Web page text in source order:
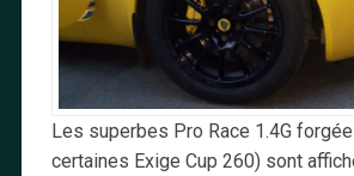
Les superbes Pro Race 1.4G
certaines Exige Cup 260) sont